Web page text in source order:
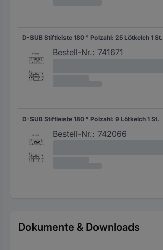
D-SUB Stiftleiste 180 ° Polzahl: 25 Lötkelch 1 St.
Bestell-Nr.: 741671
D-SUB Stiftleiste 180 ° Polzahl: 9 Lötkelch 1 St.
Bestell-Nr.: 742066
Dokumente & Downloads